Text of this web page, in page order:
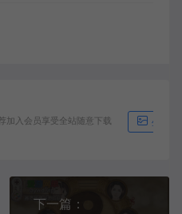
加入会员享受全站随意下载 生成海
下一篇：